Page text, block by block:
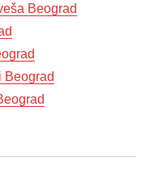
Beograd
Beograd